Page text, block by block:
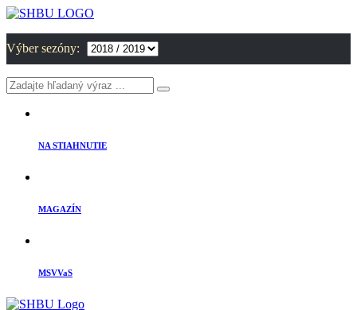
Výber sezóny:
NA STIAHNUTIE
MAGAZÍN
MSVVaS